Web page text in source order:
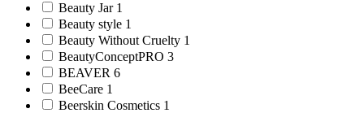
Beauty Jar 1
Beauty style 1
Beauty Without Cruelty 1
BeautyConceptPRO 3
BEAVER 6
BeeCare 1
Beerskin Cosmetics 1